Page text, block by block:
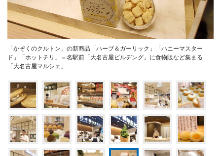
「かぞくのクルトン」の新商品「ハーブ＆ガーリック」「ハニーマスター
ド」「ホットチリ」＝名駅前「大名古屋ビルヂング」に食物販など集まる
「大名古屋マルシェ」